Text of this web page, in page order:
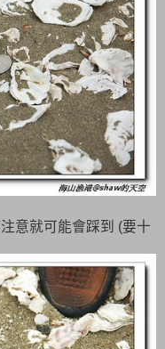
意就可能會踩到 (要十